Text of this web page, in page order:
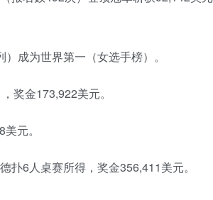
成为世界第一（女选手榜）。
奖金173,922美元。
元。
6人桌赛所得，奖金356,411美元。